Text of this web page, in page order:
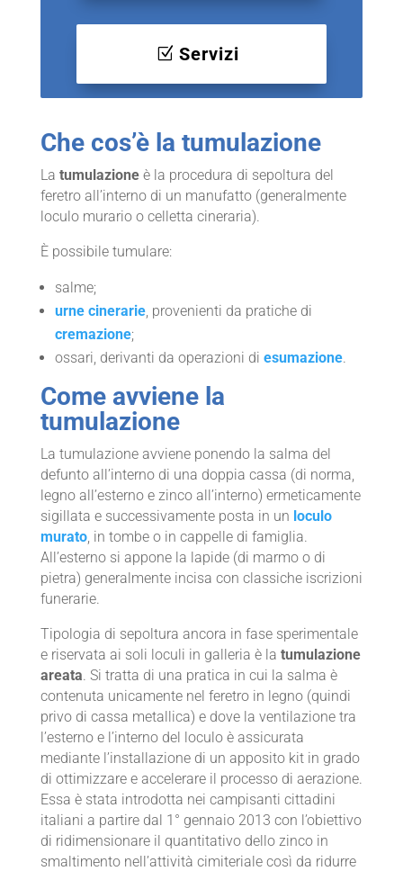
Servizi
Che cos’è la tumulazione
La tumulazioneè la procedura di sepoltura del
feretro all’interno di un manufatto (generalmente
loculo murario o celletta cineraria).
È possibile tumulare:
salme;
urne cinerarie, provenienti da pratiche di
cremazione;
ossari, derivanti da operazioni di esumazione.
Come avviene la
tumulazione
La tumulazione avviene ponendo la salma del
defunto all’interno di una doppia cassa (di norma,
legno all’esterno e zinco all’interno) ermeticamente
sigillata e successivamente posta in un loculo
murato, in tombe o in cappelle di famiglia.
All’esterno si appone la lapide (di marmo o di
pietra) generalmente incisa con classiche iscrizioni
funerarie.
Tipologia di sepoltura ancora in fase sperimentale
e riservata ai soli loculi in galleria è la tumulazione
areata. Si tratta di una pratica in cui la salma è
contenuta unicamente nel feretro in legno (quindi
privo di cassa metallica) e dove la ventilazione tra
l’esterno e l’interno del loculo è assicurata
mediante l’installazione di un apposito kit in grado
di ottimizzare e accelerare il processo di aerazione.
Essa è stata introdotta nei campisanti cittadini
italiani a partire dal 1° gennaio 2013 con l’obiettivo
di ridimensionare il quantitativo dello zinco in
smaltimento nell’attività cimiteriale così da ridurre